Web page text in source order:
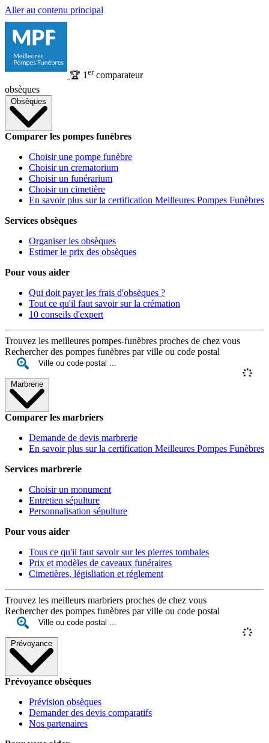
Aller au contenu principal
🏆 1 ercomparateur
obsèques
Obsèques
Comparer les pompes funèbres
Choisir une pompe funèbre
Choisir un crematorium
Choisir un funérarium
Choisir un cimetière
En savoir plus sur la certification Meilleures Pompes Funèbres
Services obsèques
Organiser les obsèques
Estimer le prix des obsèques
Pour vous aider
Qui doit payer les frais d'obsèques ?
Tout ce qu'il faut savoir sur la crémation
10 conseils d'expert
Trouvez les meilleures pompes-funèbres proches de chez vous
Rechercher des pompes funèbres par ville ou code postal
Marbrerie
Comparer les marbriers
Demande de devis marbrerie
En savoir plus sur la certification Meilleures Pompes Funèbres
Services marbrerie
Choisir un monument
Entretien sépulture
Personnalisation sépulture
Pour vous aider
Tous ce qu'il faut savoir sur les pierres tombales
Prix et modèles de caveaux funéraires
Cimetières, législiation et réglement
Trouvez les meilleurs marbriers proches de chez vous
Rechercher des pompes funèbres par ville ou code postal
Prévoyance
Prévoyance obsèques
Prévision obsèques
Demander des devis comparatifs
Nos partenaires